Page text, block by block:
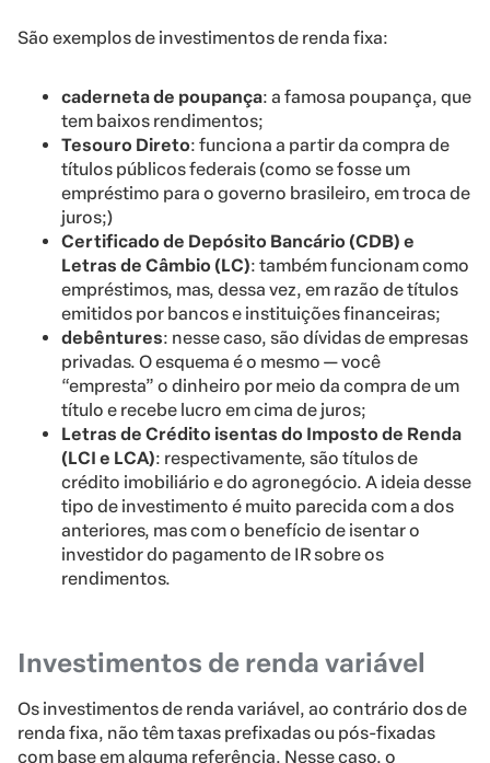
São exemplos de investimentos de renda fixa:
caderneta de poupança: a famosa poupança, que
tem baixos rendimentos;
Tesouro Direto: funciona a partir da compra de
títulos públicos federais (como se fosse um
empréstimo para o governo brasileiro, em troca de
juros;)
Certificado de Depósito Bancário (CDB) e
Letras de Câmbio (LC): também funcionam como
empréstimos, mas, dessa vez, em razão de títulos
emitidos por bancos e instituições financeiras;
debêntures: nesse caso, são dívidas de empresas
privadas. O esquema é o mesmo — você
“empresta” o dinheiro por meio da compra de um
título e recebe lucro em cima de juros;
Letras de Crédito isentas do Imposto de Renda
(LCI e LCA): respectivamente, são títulos de
crédito imobiliário e do agronegócio. A ideia desse
tipo de investimento é muito parecida com a dos
anteriores, mas com o benefício de isentar o
investidor do pagamento de IR sobre os
rendimentos.
Investimentos de renda variável
Os investimentos de renda variável, ao contrário dos de
renda fixa, não têm taxas prefixadas ou pós-fixadas
com base em alguma referência. Nesse caso, o